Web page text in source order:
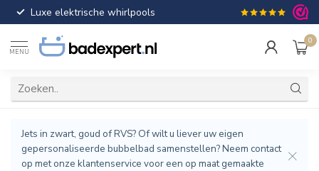
Luxe elektrische whirlpools Gratis
MENU
0
Jets in zwart, goud of RVS? Of wilt u liever uw eigen
gepersonaliseerde bubbelbad samenstellen? Neem contact
op met onze klantenservice voor een op maat gemaakte